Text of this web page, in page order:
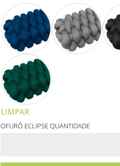
LIMPAR
OFURÔ ECLIPSE QUANTIDADE